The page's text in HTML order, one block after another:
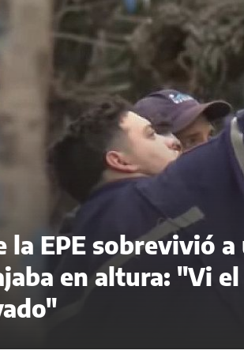
la EPE sobrevivió
en altura: "Vi